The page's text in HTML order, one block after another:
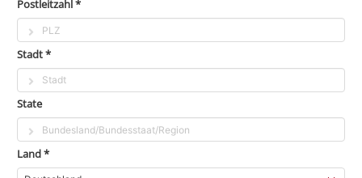
Postleitzahl *
Stadt *
State
Land *